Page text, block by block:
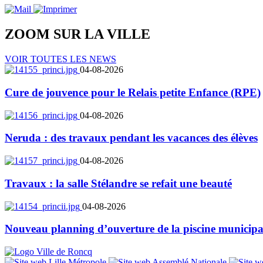
ZOOM SUR LAVILLE
VOIR TOUTES LES NEWS
04-08-2026
Cure de jouvence pour le Relais petite Enfance (RPE)
04-08-2026
Neruda : des travaux pendant les vacances des élèves
04-08-2026
Travaux : la salle Stélandre se refait une beauté
04-08-2026
Nouveau planning d’ouverture de la piscine